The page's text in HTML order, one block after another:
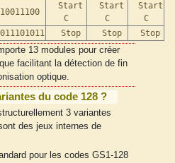
Start
C
Start
C
Start
C
Stop Stop
Stop
13 modules pour créer
facilitant la détection de fin
optique.
du code 128 ?
3 variantes
des jeux internes de
pour les codes GS1-128